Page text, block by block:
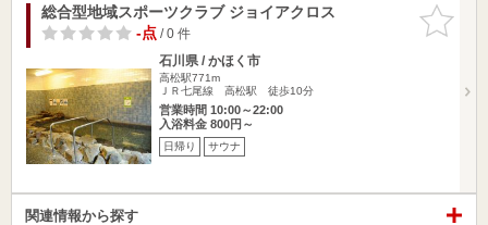
お気に入
りに追加
総合型地域スポーツクラブ ジョイアクロス
-点/ 0 件
石川県 / かほく市
高松駅771m
ＪＲ七尾線 高松駅 徒歩10分
営業時間 10:00～22:00
入浴料金 800円～
日帰り サウナ
関連情報から探す